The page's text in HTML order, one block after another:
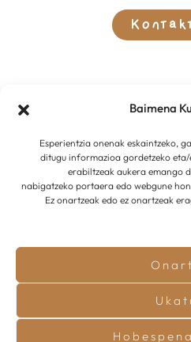
Baimena
Esperientzia onenak eskaintzeko,
ditugu informazioa gordetzeko
erabiltzeak aukera emango
nabigatzeko portaera edo webgune
Ez onartzeak edo ez onartzeak
Innotu Projects
Lege Oharra•